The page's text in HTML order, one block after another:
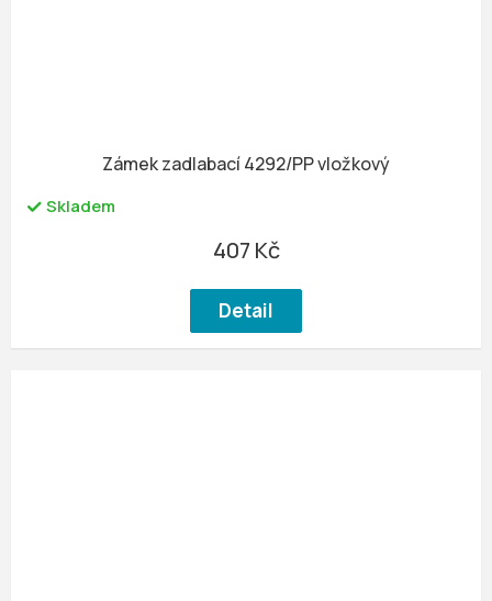
Zámek zadlabací 4292/PP vložkový
Skladem
407 Kč
Detail